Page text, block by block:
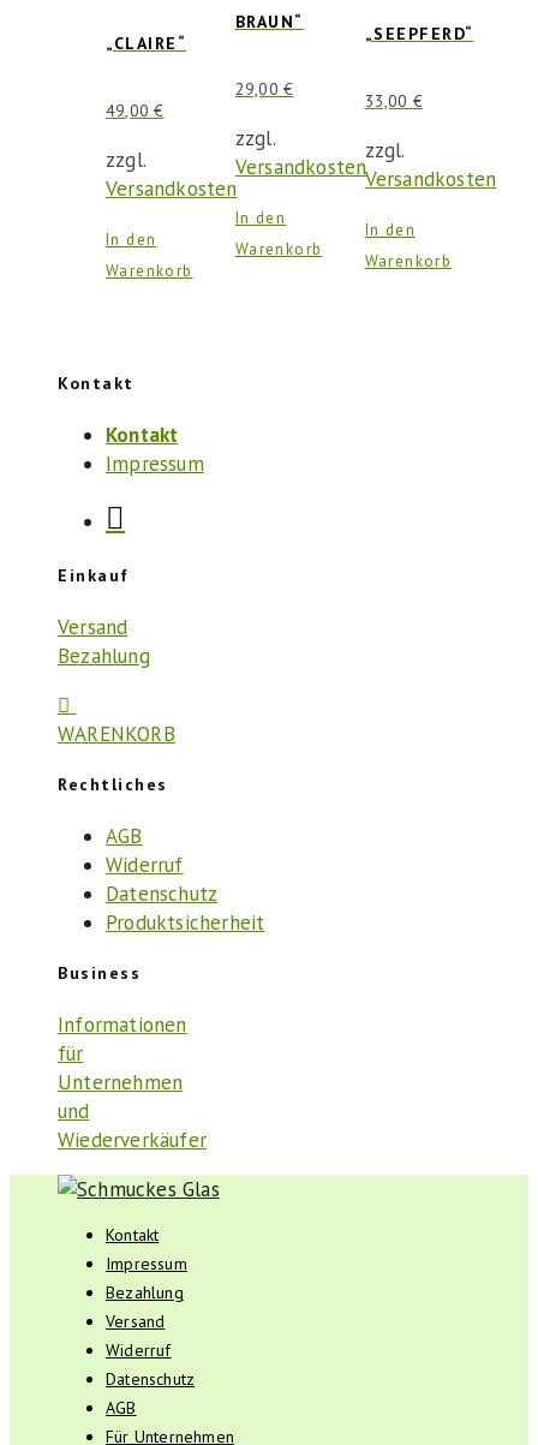
„CLAIRE“
49,00€
zzgl.
Versandkosten
In den
Warenkorb
BRAUN“
29,00 €
zzgl.
Versandkosten
In den
Warenkorb
„SEEPFERD“
33,00 €
zzgl.
Versandkosten
In den
Warenkorb
Kontakt
Kontakt
Impressum
Einkauf
Versand
Bezahlung
WARENKORB
Rechtliches
AGB
Widerruf
Datenschutz
Produktsicherheit
Business
Informationen
für
Unternehmen
und
Wiederverkäufer
Kontakt
Impressum
Bezahlung
Versand
Widerruf
Datenschutz
AGB
Für Unternehmen